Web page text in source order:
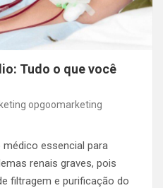
Tudo o que você
opgoomarketing
essencial para
renais graves, pois
filtragem e purificação do